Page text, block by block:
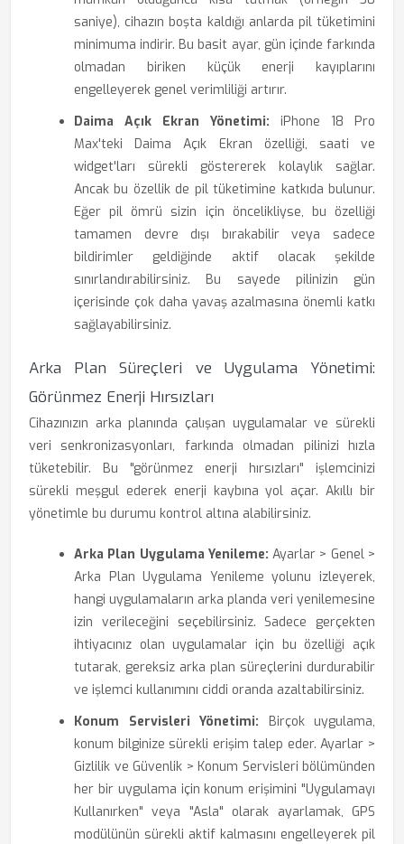
saniye), cihazın boşta kaldığı anlarda pil tüketimini
minimuma indirir. Bu basit ayar, gün içinde farkında
olmadan biriken küçük enerji kayıplarını
engelleyerek genel verimliliği artırır.
Daima Açık Ekran Yönetimi: iPhone 18 Pro
Max'teki Daima Açık Ekran özelliği, saati ve
widget'ları sürekli göstererek kolaylık sağlar.
Ancak bu özellik de pil tüketimine katkıda bulunur.
Eğer pil ömrü sizin için öncelikliyse, bu özelliği
tamamen devre dışı bırakabilir veya sadece
bildirimler geldiğinde aktif olacak şekilde
sınırlandırabilirsiniz. Bu sayede pilinizin gün
içerisinde çok daha yavaş azalmasına önemli katkı
sağlayabilirsiniz.
Arka Plan Süreçleri ve Uygulama Yönetimi:
Görünmez Enerji Hırsızları
Cihazınızın arka planında çalışan uygulamalar ve sürekli
veri senkronizasyonları, farkında olmadan pilinizi hızla
tüketebilir. Bu "görünmez enerji hırsızları" işlemcinizi
sürekli meşgul ederek enerji kaybına yol açar. Akıllı bir
yönetimle bu durumu kontrol altına alabilirsiniz.
Arka Plan Uygulama Yenileme: Ayarlar > Genel >
Arka Plan Uygulama Yenileme yolunu izleyerek,
hangi uygulamaların arka planda veri yenilemesine
izin verileceğini seçebilirsiniz. Sadece gerçekten
ihtiyacınız olan uygulamalar için bu özelliği açık
tutarak, gereksiz arka plan süreçlerini durdurabilir
ve işlemci kullanımını ciddi oranda azaltabilirsiniz.
Konum Servisleri Yönetimi: Birçok uygulama,
konum bilginize sürekli erişim talep eder. Ayarlar >
Gizlilik ve Güvenlik > Konum Servisleri bölümünden
her bir uygulama için konum erişimini "Uygulamayı
Kullanırken" veya "Asla" olarak ayarlamak, GPS
modülünün sürekli aktif kalmasını engelleyerek pil